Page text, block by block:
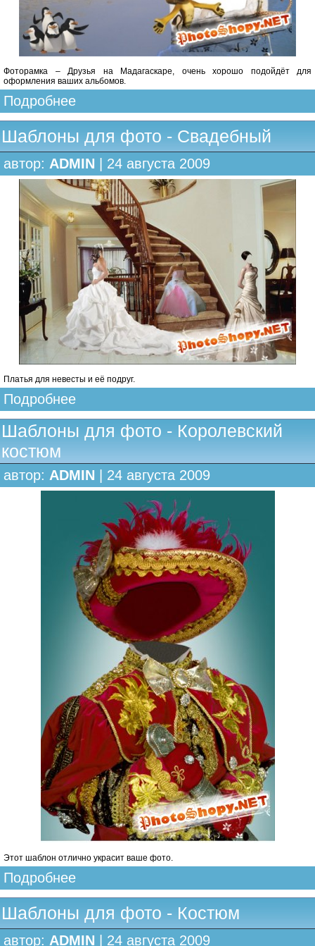
Фоторамка – Друзья на Мадагаскаре, очень хорошо подойдёт для
оформления ваших альбомов.
Подробнее
Шаблоны для фото - Свадебный
автор: ADMIN | 24 августа 2009
Платья для невесты и её подруг.
Подробнее
Шаблоны для фото - Королевский
костюм
автор: ADMIN | 24 августа 2009
Этот шаблон отлично украсит ваше фото.
Подробнее
Шаблоны для фото - Костюм
автор: ADMIN | 24 августа 2009